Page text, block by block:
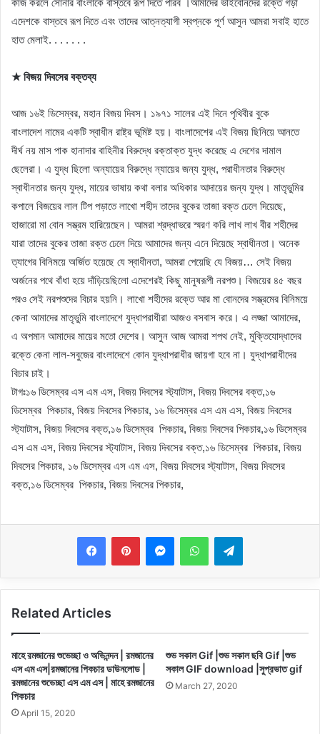
এদেশকে বাস্তবে রূপ দিতে এবং তাদের আত্নত্যাগী স্বপ্নকে পূর্ণ আসুন আমরা সবাই হাতে
হাত মেলাই. . . . . . .
★ বিজয় দিবসের বক্তব্য
আজ ১৬ই ডিসেম্বর, মহান বিজয় দিবস। ১৯৭১ সালের এই দিনে পৃথিবীর বুকে
বাংলাদেশ নামের একটি স্বাধীন রাষ্ট্র ভূমিষ্ট হয়। বাংলাদেশের এই বিজয় ছিনিয়ে আনতে
দীর্ঘ নয় মাস পাক হানাদার বাহিনীর বিরুদ্ধে রক্তাক্ত যুদ্ধ করেছে এ দেশের দামাল
ছেলেরা। এ যুদ্ধ ছিলো অন্যায়ের বিরুদ্ধে ন্যায়ের জন্য যুদ্ধ, পরাধীনতার বিরুদ্ধে
স্বাধীনতার জন্য যুদ্ধ, মায়ের ভাষায় কথা বলার অধিকার আদায়ের জন্য যুদ্ধ। মাতৃভুমির
কপালে বিজয়ের লাল টিপ পড়াতে লাখো শহীদ তাদের বুকের তাজা রক্ত ঢেলে দিয়েছে,
হাজারো মা বোন সম্ভ্রম হারিয়েছেন। আমরা শ্রদ্ধাভরে স্মরণ করি লাখ লাখ বীর শহীদের
যারা তাদের বুকের তাজা রক্ত ঢেলে দিয়ে আমাদের জন্য এনে দিয়েছে স্বাধীনতা। অনেক
ত্যাগের বিনিময়ে অর্জিত হয়েছে যে স্বাধীনতা, আমরা পেয়েছি যে বিজয়… সেই বিজয়
অর্জনের পথে বাঁধা হয়ে দাঁড়িয়েছিলো এদেশেরই কিছু মানুষরূপী নরপশু। বিজয়ের ৪৫ বছর
পরও সেই নরপশুদের বিচার হয়নি। লাখো শহীদের রক্তে আর মা বোনদের সম্ভ্রমের বিনিময়ে
কেনা আমাদের মাতৃভুমি বাংলাদেশে যুদ্ধাপরাধীরা আজও বসবাস করে। এ লজ্জা আমাদের,
এ অপমান আমাদের মায়ের মতো দেশের। আসুন আজ আমরা শপথ নেই, মুক্তিযোদ্ধাদের
রক্তে কেনা লাল-সবুজের বাংলাদেশে কোন যুদ্ধাপরাধীর জায়গা হবে না। যুদ্ধাপরাধীদের
বিচার চাই।
টাগঃ১৬ ডিসেম্বর এস এম এস, বিজয় দিবসের স্ট্যাটাস, বিজয় দিবসের বক্ত,১৬
ডিসেম্বর পিকচার, বিজয় দিবসের পিকচার, ১৬ ডিসেম্বর এস এম এস, বিজয় দিবসের
স্ট্যাটাস, বিজয় দিবসের বক্ত,১৬ ডিসেম্বর পিকচার, বিজয় দিবসের পিকচার,১৬ ডিসেম্বর
এস এম এস, বিজয় দিবসের স্ট্যাটাস, বিজয় দিবসের বক্ত,১৬ ডিসেম্বর পিকচার, বিজয়
দিবসের পিকচার, ১৬ ডিসেম্বর এস এম এস, বিজয় দিবসের স্ট্যাটাস, বিজয় দিবসের
বক্ত,১৬ ডিসেম্বর পিকচার, বিজয় দিবসের পিকচার,
MessengerWhatsAppTelegram
Related Articles
মাহে রমজানের শুভেচ্ছা ও অভিনন্দন | রমজানের
এস এম এস|রমজানের পিকচার ডাউনলোড |
রমজানের শুভেচ্ছা এস এম এস | মাহে রমজানের
পিকচার
April 15, 2020
শুভ সকাল Gif |শুভ সকাল ছবি Gif |শুভ
সকাল GIF download |সুপ্রভাত gif
March 27, 2020